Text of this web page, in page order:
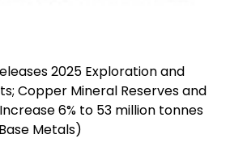
2025 Exploration and
Copper Mineral Reserves and
6% to 53 million tonnes
Metals)